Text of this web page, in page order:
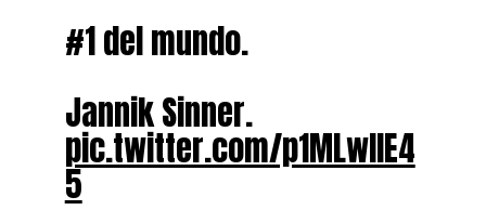
#1 del mundo.
Jannik Sinner.
pic.twitter.com/p1MLwIlE4
5